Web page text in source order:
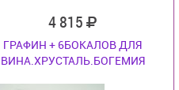
4 815
ГРАФИН + 6БОКАЛОВ ДЛЯ
ВИНА.ХРУСТАЛЬ.БОГЕМИЯ